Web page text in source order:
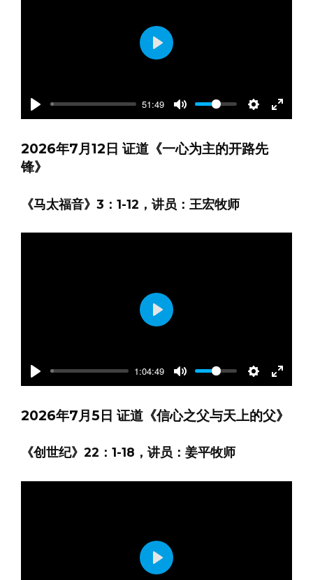
Play
51:49
Mute Settings
Enter
Play
2026年7月12日 证道《一心为主的开路先
锋》
《马太福音》3：1-12，讲员：王宏牧师
Play
1:04:49
Mute Settings
Enter
Play
2026年7月5日 证道《信心之父与天上的父》
《创世纪》22：1-18，讲员：姜平牧师
Play